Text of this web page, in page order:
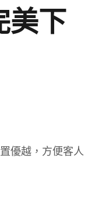
美下
優越，方便客人